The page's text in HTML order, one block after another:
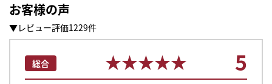
お客様の声
▼レビュー評価1229件
総合 ★★★★★
★★★★★ 5
まずは
かんたん30秒でお試し査定